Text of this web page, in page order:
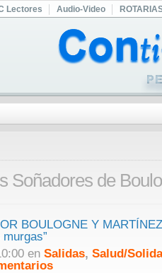
Lectores Audio-Video
Soñadores de
BOULOGNE Y
en Salidas, Salud/